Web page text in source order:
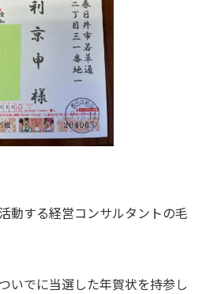
動する経営コンサルタントの毛
いでに当選した年賀状を持参し